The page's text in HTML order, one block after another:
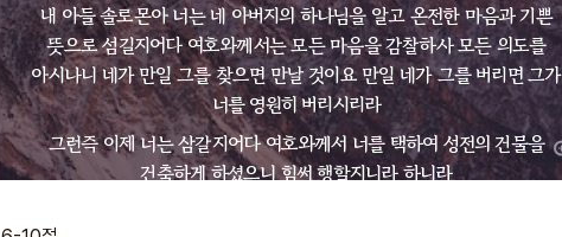
내 아들 솔로몬아 너는 네 아버지의 하나님을 알고 온전한 마음과 기쁜
뜻으로 섬길지어다 여호와께서는 모든 마음을 감찰하사 모든 의도를
아시나니 네가 만일 그를 찾으면 만날 것이요 만일 네가 그를 버리면 그가
너를 영원히 버리시리라
그런즉 이제 너는 삼갈지어다 여호와께서 너를 택하여 성전의 건물을
건축하게 하셨으니 힘써 행할지니라 하니라